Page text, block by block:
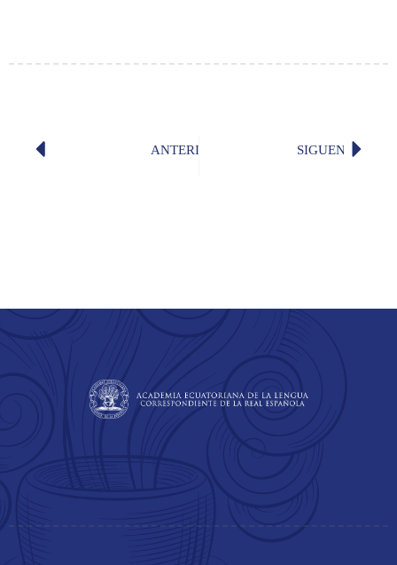
ANTERIOR La Academia en la radio
SIGUENTE«Ella»